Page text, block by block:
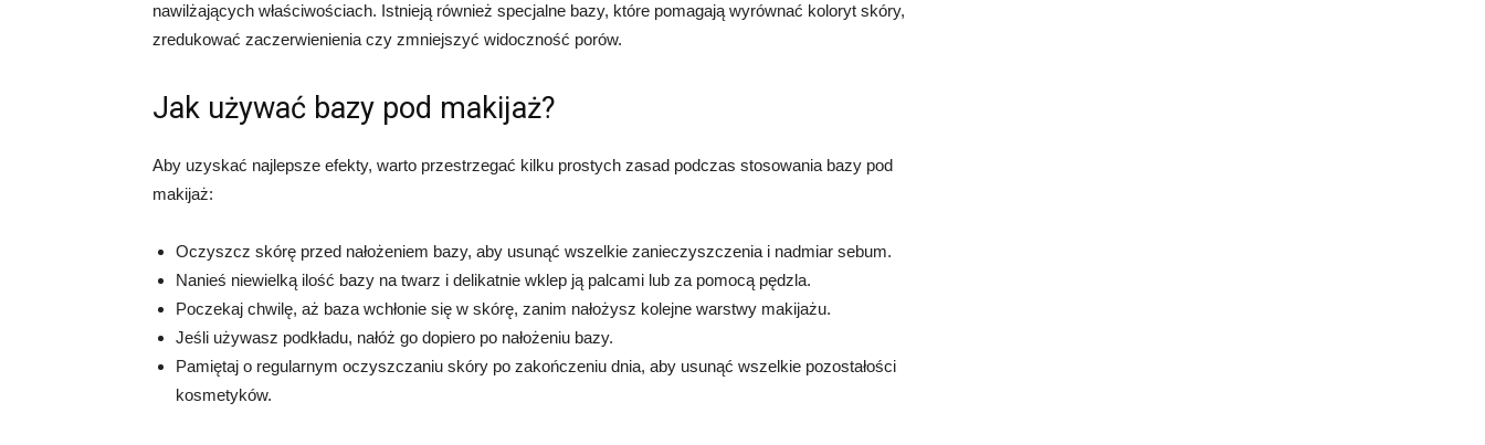
nawilżających właściwościach. Istnieją również specjalne bazy, które pomagają wyrównać koloryt skóry,
zredukować zaczerwienienia czy zmniejszyć widoczność porów.
Jak używać bazy pod makijaż?
Aby uzyskać najlepsze efekty, warto przestrzegać kilku prostych zasad podczas stosowania bazy pod
makijaż:
Oczyszcz skórę przed nałożeniem bazy, aby usunąć wszelkie zanieczyszczenia i nadmiar sebum.
Nanieś niewielką ilość bazy na twarz i delikatnie wklep ją palcami lub za pomocą pędzla.
Poczekaj chwilę, aż baza wchłonie się w skórę, zanim nałożysz kolejne warstwy makijażu.
Jeśli używasz podkładu, nałóż go dopiero po nałożeniu bazy.
Pamiętaj o regularnym oczyszczaniu skóry po zakończeniu dnia, aby usunąć wszelkie pozostałości
kosmetyków.